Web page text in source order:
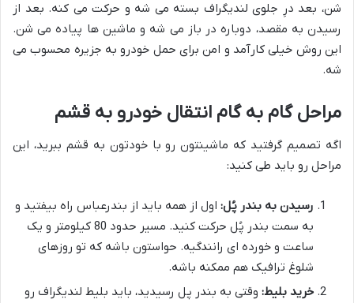
شن، بعد درِ جلوی لندیگراف بسته می شه و حرکت می کنه. بعد از
رسیدن به مقصد، دوباره در باز می شه و ماشین ها پیاده می شن.
این روش خیلی کارآمد و امن برای حمل خودرو به جزیره محسوب می
شه.
مراحل گام به گام انتقال خودرو به قشم
اگه تصمیم گرفتید که ماشینتون رو با خودتون به قشم ببرید، این
مراحل رو باید طی کنید:
رسیدن به بندر پُل: اول از همه باید از بندرعباس راه بیفتید و
به سمت بندر پُل حرکت کنید. مسیر حدود 80 کیلومتر و یک
ساعت و خورده ای رانندگیه. حواستون باشه که تو روزهای
شلوغ ترافیک هم ممکنه باشه.
خرید بلیط: وقتی به بندر پل رسیدید، باید بلیط لندیگراف رو